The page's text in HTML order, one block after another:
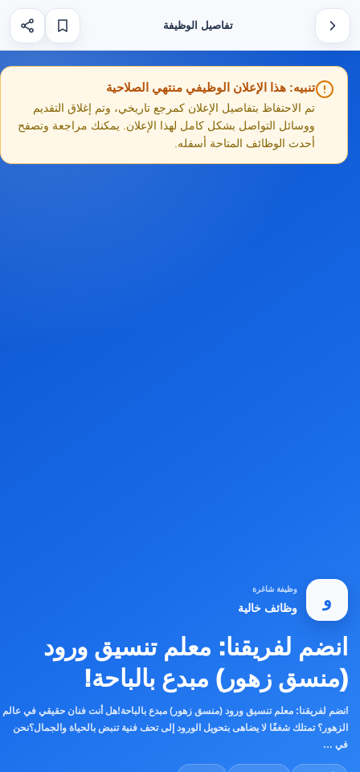
تفاصيل الوظيفة
تنبيه: هذا الإعلان الوظيفي منتهي الصلاحية
تم الاحتفاظ بتفاصيل الإعلان كمرجع تاريخي، وتم إغلاق التقديم
ووسائل التواصل بشكل كامل لهذا الإعلان. يمكنك مراجعة وتصفح
أحدث الوظائف المتاحة أسفله.
و
وظيفة شاغرة
وظائف خالية
انضم لفريقنا: معلم تنسيق ورود
(منسق زهور) مبدع بالباحة!
انضم لفريقنا: معلم تنسيق ورود (منسق زهور) مبدع بالباحة!هل أنت فنان حقيقي في عالم
الزهور؟ تمتلك شغفًا لا يضاهى بتحويل الورود إلى تحف فنية تنبض بالحياة والجمال؟نحن
في …